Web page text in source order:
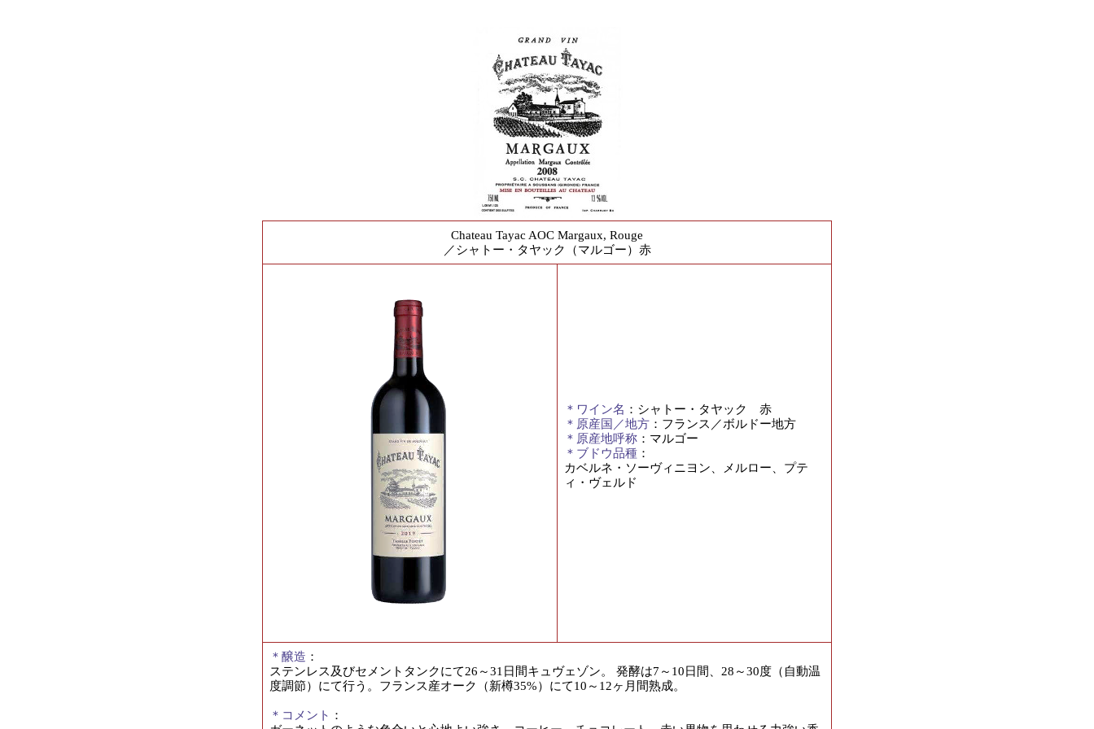
Chateau Tayac AOC Margaux, Rouge
／シャトー・タヤック（マルゴー）赤
＊ワイン名 ：シャトー・タヤック 赤
＊原産国／地方 ：フランス／ボルドー地方
＊原産地呼称 ：マルゴー
＊ブドウ品種 ：
カベルネ・ソーヴィニヨン、メルロー、プテ
ィ・ヴェルド
＊醸造 ：
ステンレス及びセメントタンクにて26～31日間キュヴェゾン。 発酵は7～10日間、28～30度（自動温
度調節）にて行う。フランス産オーク（新樽35%）にて10～12ヶ月間熟成。
＊コメント ：